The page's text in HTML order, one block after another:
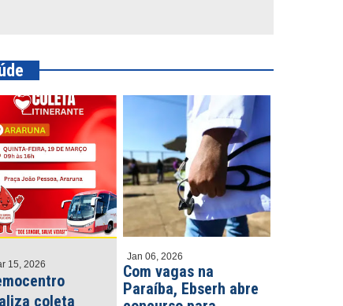
15, 2026
coleta
Jan 06, 2026
Com vagas na
Paraíba, Ebserh abre